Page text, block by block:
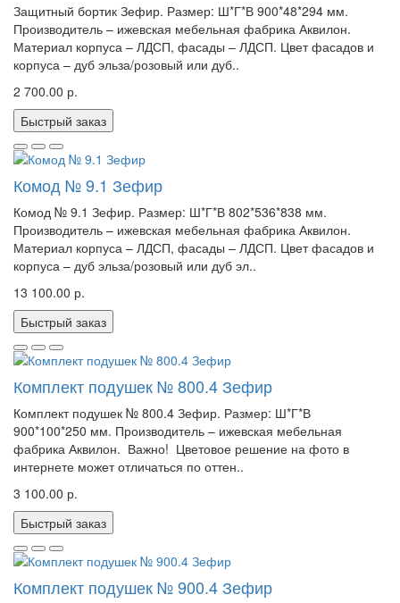
Защитный бортик Зефир. Размер: Ш*Г*В 900*48*294 мм.
Производитель – ижевская мебельная фабрика Аквилон.
Материал корпуса – ЛДСП, фасады – ЛДСП. Цвет фасадов и
корпуса – дуб эльза/розовый или дуб..
2 700.00 р.
Быстрый заказ
Комод № 9.1 Зефир
Комод № 9.1 Зефир. Размер: Ш*Г*В 802*536*838 мм.
Производитель – ижевская мебельная фабрика Аквилон.
Материал корпуса – ЛДСП, фасады – ЛДСП. Цвет фасадов и
корпуса – дуб эльза/розовый или дуб эл..
13 100.00 р.
Быстрый заказ
Комплект подушек № 800.4 Зефир
Комплект подушек № 800.4 Зефир. Размер: Ш*Г*В
900*100*250 мм. Производитель – ижевская мебельная
фабрика Аквилон. Важно! Цветовое решение на фото в
интернете может отличаться по оттен..
3 100.00 р.
Быстрый заказ
Комплект подушек № 900.4 Зефир